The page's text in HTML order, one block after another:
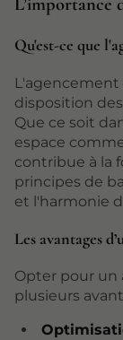
Qu'est-ce que
L'agencement
disposition
Que ce soit
espace
contribue à la
principes de
et l'harmonie
Les avantages
Opter pour un
plusieurs